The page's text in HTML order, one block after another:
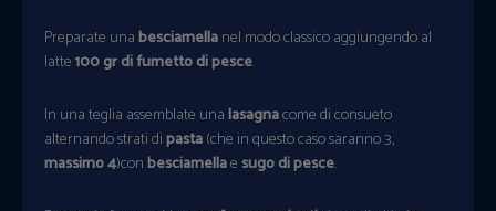
Preparate unabesciamellanel modo classico aggiungendo al
latte100 gr di fumetto di pesce.
In una teglia assemblate unalasagnacome di consueto
alternando strati dipasta(che in questo caso saranno 3,
massimo 4)conbesciamellaesugo di pesce.